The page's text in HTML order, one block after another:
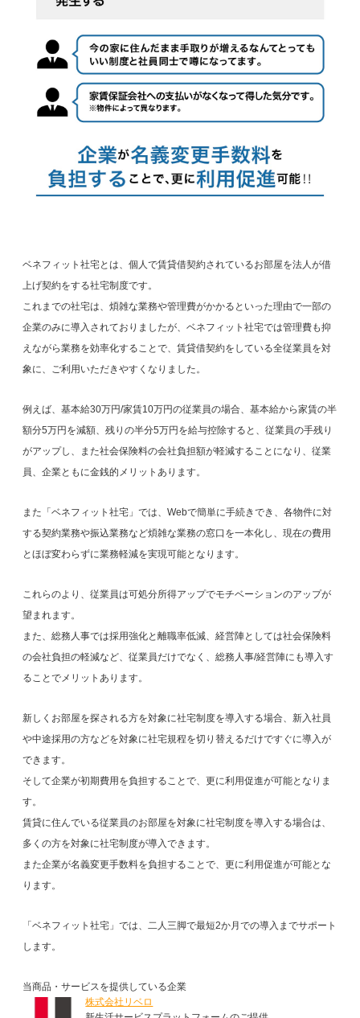
ベネフィット社宅とは、個人で賃貸借契約されているお部屋を法人が借
上げ契約をする社宅制度です。
これまでの社宅は、煩雑な業務や管理費がかかるといった理由で一部の
企業のみに導入されておりましたが、ベネフィット社宅では管理費も抑
えながら業務を効率化することで、賃貸借契約をしている全従業員を対
象に、ご利用いただきやすくなりました。
例えば、基本給30万円/家賃10万円の従業員の場合、基本給から家賃の半
額分5万円を減額、残りの半分5万円を給与控除すると、従業員の手残り
がアップし、また社会保険料の会社負担額が軽減することになり、従業
員、企業ともに金銭的メリットあります。
また「ベネフィット社宅」では、Webで簡単に手続きでき、各物件に対
する契約業務や振込業務など煩雑な業務の窓口を一本化し、現在の費用
とほぼ変わらずに業務軽減を実現可能となります。
これらのより、従業員は可処分所得アップでモチベーションのアップが
望まれます。
また、総務人事では採用強化と離職率低減、経営陣としては社会保険料
の会社負担の軽減など、従業員だけでなく、総務人事/経営陣にも導入す
ることでメリットあります。
新しくお部屋を探される方を対象に社宅制度を導入する場合、新入社員
や中途採用の方などを対象に社宅規程を切り替えるだけですぐに導入が
できます。
そして企業が初期費用を負担することで、更に利用促進が可能となりま
す。
賃貸に住んでいる従業員のお部屋を対象に社宅制度を導入する場合は、
多くの方を対象に社宅制度が導入できます。
また企業が名義変更手数料を負担することで、更に利用促進が可能とな
ります。
「ベネフィット社宅」では、二人三脚で最短2か月での導入までサポート
します。
当商品・サービスを提供している企業
株式会社リベロ